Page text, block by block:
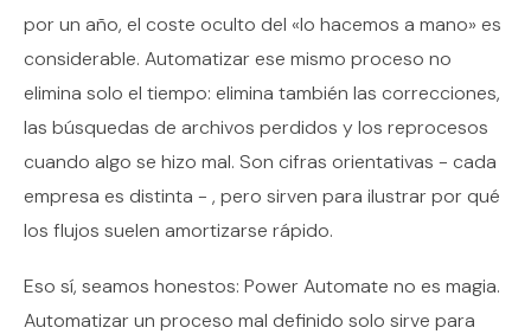
por un año, el coste oculto del «lo hacemos a mano» es
considerable. Automatizar ese mismo proceso no
elimina solo el tiempo: elimina también las correcciones,
las búsquedas de archivos perdidos y los reprocesos
cuando algo se hizo mal. Son cifras orientativas - cada
empresa es distinta - , pero sirven para ilustrar por qué
los flujos suelen amortizarse rápido.
Eso sí, seamos honestos: Power Automate no es magia.
Automatizar un proceso mal definido solo sirve para